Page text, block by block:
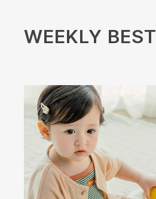
WEEKLY BEST